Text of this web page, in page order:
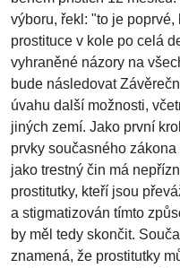
výboru, řekl: "to je
prostituce v kole po celá
vyhraněné názory na
bude následovat
úvahu další možnosti,
jiných zemí. Jako první
prvky současného
jako trestný čin má
prostitutky, kteří jsou
a stigmatizován tímto
by měl tedy skončit.
znamená, že prostitutky